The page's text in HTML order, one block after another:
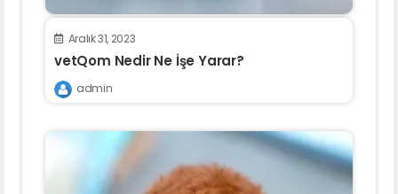
Aralık 31, 2023
vetQom Nedir Ne İşe Yarar?
admin